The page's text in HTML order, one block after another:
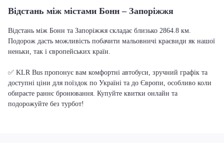
Відстань між містами Бонн – Запоріжжя
Відстань між Бонн та Запоріжжя складає близько 2864.8 км.
Подорож дасть можливість побачити мальовничі краєвиди як нашої
неньки, так і європейських країн.
✅ KLR Bus пропонує вам комфортні автобуси, зручний графік та
доступні ціни для поїздок по Україні та до Європи, особливо коли
обираєте раннє бронювання. Купуйте квитки онлайн та
подорожуйте без турбот!